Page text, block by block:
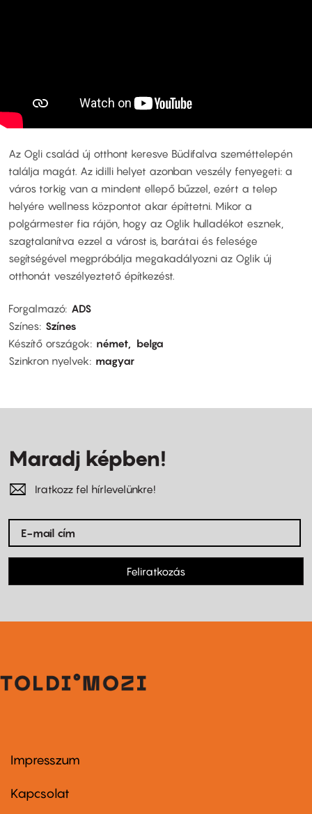
Az Ogli család új otthont keresve Büdifalva szeméttelepén
találja magát. Az idilli helyet azonban veszély fenyegeti: a
város torkig van a mindent ellepő bűzzel, ezért a telep
helyére wellness központot akar építtetni. Mikor a
polgármester fia rájön, hogy az Oglik hulladékot esznek,
szagtalanítva ezzel a várost is, barátai és felesége
segítségével megpróbálja megakadályozni az Oglik új
otthonát veszélyeztető építkezést.
Forgalmazó ADS
Színes Színes
Készítő országok
német
belga
Szinkron nyelvek
magyar
Maradj képben!
Iratkozz fel hírlevelünkre!
Feliratkozás
Footer
first
Impresszum
Kapcsolat